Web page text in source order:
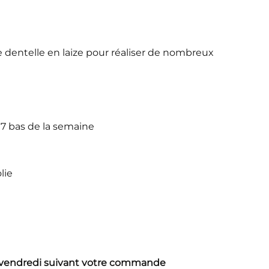
dentelle en laize pour réaliser de nombreux
bas de la semaine
suivant votre commande